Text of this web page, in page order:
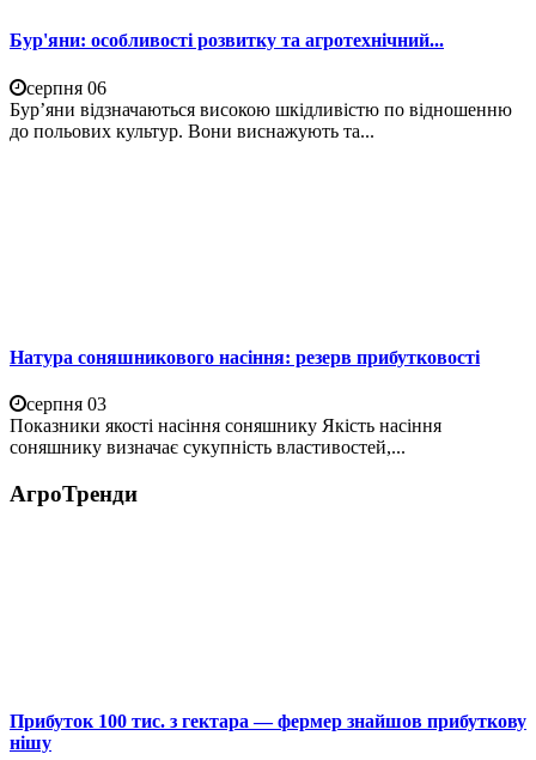
Бур'яни: особливості розвитку та агротехнічний...
серпня 06
Бур’яни відзначаються високою шкідливістю по відношенню
до польових культур. Вони виснажують та...
Натура соняшникового насіння: резерв прибутковості
серпня 03
Показники якості насіння соняшнику Якість насіння
соняшнику визначає сукупність властивостей,...
АгроТренди
Прибуток 100 тис. з гектара — фермер знайшов прибуткову
нішу